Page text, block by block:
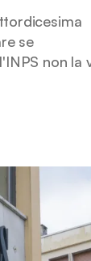
se
non la